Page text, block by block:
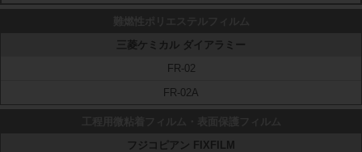
三菱ケミカル ダイアラミー
FR-02
FR-02A
フジコピアン FIXFILM